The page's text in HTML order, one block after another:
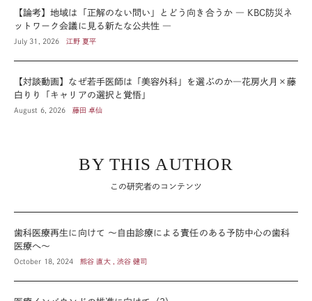
【論考】地域は「正解のない問い」とどう向き合うか ― KBC防災ネ
ットワーク会議に見る新たな公共性 ―
July 31, 2026 江野 夏平
【対談動画】なぜ若手医師は「美容外科」を選ぶのか―花房火月×藤
白りり「キャリアの選択と覚悟」
August 6, 2026 藤田 卓仙
BY THIS AUTHOR
この研究者のコンテンツ
歯科医療再生に向けて 〜自由診療による責任のある予防中心の歯科
医療へ〜
October 18, 2024 熊谷 直大 , 渋谷 健司